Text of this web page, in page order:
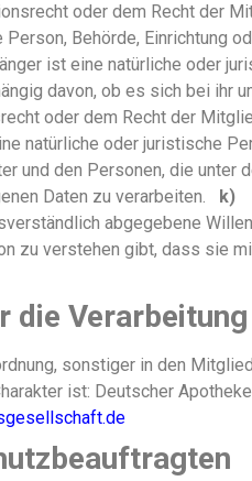
oder dem Recht der
Behörde, Einrichtung
ist eine natürliche oder
davon, ob es sich bei ihr
oder dem Recht der
natürliche oder juristische
und den Personen, die
Daten zu verarbeiten. k)
abgegebene
zu verstehen gibt, dass sie
die
sonstiger in den
ist: Deutscher